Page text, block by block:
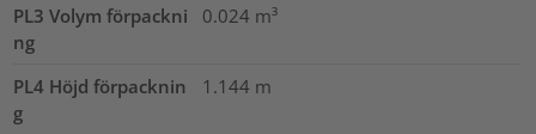
PL3 Volym förpackni
ng
0.024 m³
PL4 Höjd förpacknin
g
1.144 m